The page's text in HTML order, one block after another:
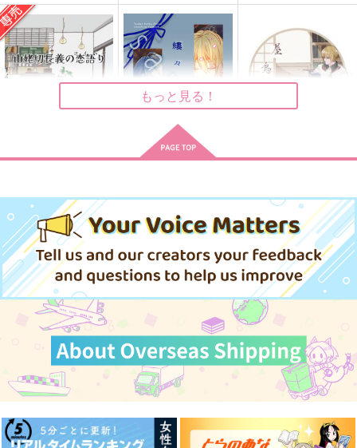
84
715円（税込）
陸奥守吉行×肥前忠広
サンプル
作品詳細
84
858円（税込）
陸奥守吉行×肥前忠広
サンプル
作品詳細
715円
陸奥守吉行×肥前忠広
サンプル
作品詳細
或る森の物語1
（税込）
陸奥守吉行×肥前忠広
サンプル
おれのかわいいかわい
い陸奥守
スライムの原料。
787円（税込）
陸奥守吉行×肥前忠広
サンプル
とびきりうかれもーど
norari
787円 （税込）
陸奥守吉行×肥前忠広
サンプル
蒼い月と紅い風
専売 3,144円（税込）
刀剣乱舞
山姥切国広×山姥切長義
サンプル
カート
壱途屋
787円（税込）
山姥切長義×山姥切国広
とんでろ
1,100円（税込）
刀剣乱舞
山姥切長義×山姥切国広
サンプル
もっと見る！